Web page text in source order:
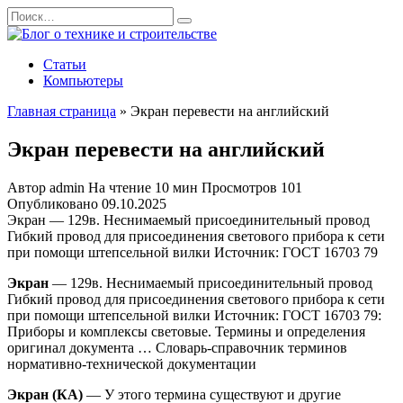
Перейти
к
Search
for:
Статьи
Компьютеры
Главная страница » Экран перевести на английский
Экран перевести на английский
Автор admin На чтение 10 мин Просмотров 101
Опубликовано 09.10.2025
Экран — 129в. Неснимаемый присоединительный провод
Гибкий провод для присоединения светового прибора к сети
при помощи штепсельной вилки Источник: ГОСТ 16703 79
Экран — 129в. Неснимаемый присоединительный провод
Гибкий провод для присоединения светового прибора к сети
при помощи штепсельной вилки Источник: ГОСТ 16703 79:
Приборы и комплексы световые. Термины и определения
оригинал документа … Словарь-справочник терминов
нормативно-технической документации
Экран (КА) — У этого термина существуют и другие